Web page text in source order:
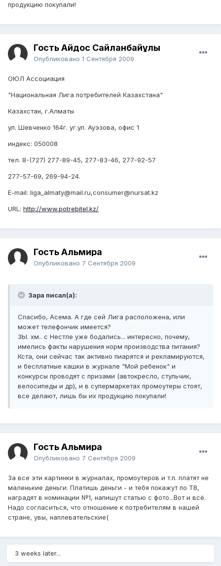
продукцию покупали!
Гость Айдос Сайланбайұлы
Опубликовано 1 Сентября 2009
ОЮЛ Ассоциация
"Национальная Лига потребителей Казахстана"
Казахстан, г.Алматы
ул. Шевченко 164г. уг.ул. Ауэзова, офис 1
индекс: 050008
тел. 8-(727) 277-89-45, 277-83-46, 277-92-57
277-57-69, 269-94-24.
E-mail: liga_almaty@mail.ru,consumer@nursat.kz
URL: http://www.potrebitel.kz/
Гость Альмира
Опубликовано 7 Сентября 2009
Зара писал(а):
Спасибо, Асема. А где сей Лига расположена, или
может телефончик имеется?
ЗЫ. хм.. с Нестле уже бодались... интересно, почему,
имелись факты нарушения норм производства питания?
Кста, они сейчас так активно пиарятся и рекламируются,
и бесплатные кашки в журнале "Мой ребенок" и
конкурсы проводят с призами (автокресло, стульчик,
велосипеды и др), и в супермаркетах промоутеры стоят,
все делают, лишь бы их продукцию покупали!
Гость Альмира
Опубликовано 7 Сентября 2009
За все эти картинки в журналах, промоутеров и т.п. платят не
маленькие деньги. Платишь деньги - и тебя покажут по ТВ,
наградят в номинации №1, напишут статью с фото...Вот и всё.
Надо согласиться, что отношение к потребителям в нашей
стране, увы, наплевательские(
3 weeks later...